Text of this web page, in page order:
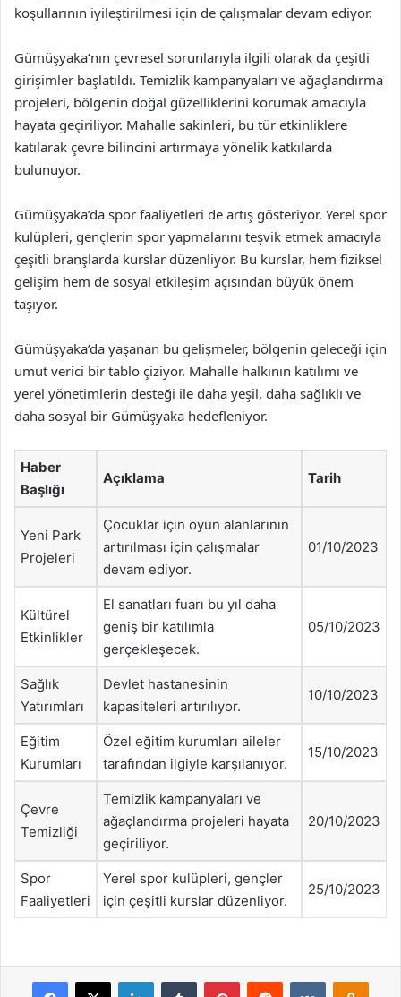
koşullarının iyileştirilmesi için de çalışmalar devam ediyor.
Gümüşyaka’nın çevresel sorunlarıyla ilgili olarak da çeşitli
girişimler başlatıldı. Temizlik kampanyaları ve ağaçlandırma
projeleri, bölgenin doğal güzelliklerini korumak amacıyla
hayata geçiriliyor. Mahalle sakinleri, bu tür etkinliklere
katılarak çevre bilincini artırmaya yönelik katkılarda
bulunuyor.
Gümüşyaka’da spor faaliyetleri de artış gösteriyor. Yerel spor
kulüpleri, gençlerin spor yapmalarını teşvik etmek amacıyla
çeşitli branşlarda kurslar düzenliyor. Bu kurslar, hem fiziksel
gelişim hem de sosyal etkileşim açısından büyük önem
taşıyor.
Gümüşyaka’da yaşanan bu gelişmeler, bölgenin geleceği için
umut verici bir tablo çiziyor. Mahalle halkının katılımı ve
yerel yönetimlerin desteği ile daha yeşil, daha sağlıklı ve
daha sosyal bir Gümüşyaka hedefleniyor.
Haber
Başlığı
Açıklama Tarih
Yeni Park
Projeleri
Çocuklar için oyun alanlarının
artırılması için çalışmalar
devam ediyor.
01/10/2023
Kültürel
Etkinlikler
El sanatları fuarı bu yıl daha
geniş bir katılımla
gerçekleşecek.
05/10/2023
Sağlık
Yatırımları
Devlet hastanesinin
kapasiteleri artırılıyor.
10/10/2023
Eğitim
Kurumları
Özel eğitim kurumları aileler
tarafından ilgiyle karşılanıyor.
15/10/2023
Çevre
Temizliği
Temizlik kampanyaları ve
ağaçlandırma projeleri hayata
geçiriliyor.
20/10/2023
Spor
Faaliyetleri
Yerel spor kulüpleri, gençler
için çeşitli kurslar düzenliyor.
25/10/2023
Facebook
X LinkedInTumblr PinterestReddit VKontakte